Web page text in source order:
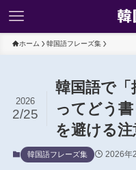
ホーム 韓国語フレーズ集
韓国語で「
ってどう
を避ける注
2026
2/25
韓国語フレーズ集 2026年